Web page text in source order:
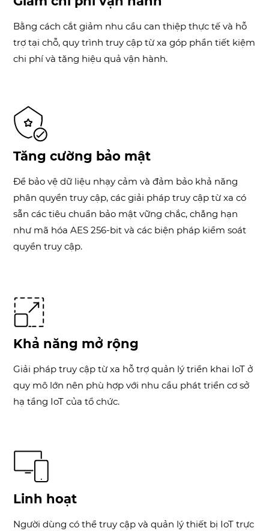
Bằng cách cắt giảm nhu cầu can thiệp thực tế và hỗ
trợ tại chỗ, quy trình truy cập từ xa góp phần tiết kiệm
chi phí và tăng hiệu quả vận hành.
Tăng cường bảo mật
Để bảo vệ dữ liệu nhạy cảm và đảm bảo khả năng
phân quyền truy cập, các giải pháp truy cập từ xa có
sẵn các tiêu chuẩn bảo mật vững chắc, chẳng hạn
như mã hóa AES 256-bit và các biện pháp kiểm soát
quyền truy cập.
Khả năng mở rộng
Giải pháp truy cập từ xa hỗ trợ quản lý triển khai IoT ở
quy mô lớn nên phù hợp với nhu cầu phát triển cơ sở
hạ tầng IoT của tổ chức.
Linh hoạt
Người dùng có thể truy cập và quản lý thiết bị IoT trực